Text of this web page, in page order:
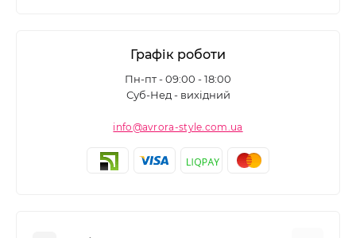
Графік роботи
Пн-пт - 09:00 - 18:00
Суб-Нед - вихідний
info@avrora-style.com.ua